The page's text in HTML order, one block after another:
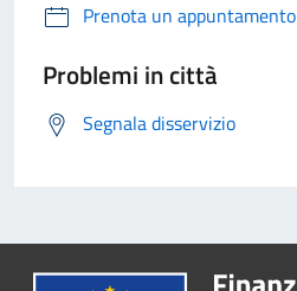
Prenota un appuntamento
Problemi in città
Segnala disservizio